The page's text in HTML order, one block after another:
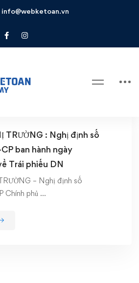
info@webketoan.vn
Trái phiếu
TRƯỜNG : Nghị định số
ban hành ngày
Trái phiếu DN
– Nghị định số
phủ …